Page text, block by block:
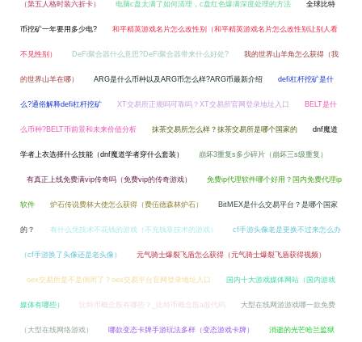
（第五人格时装六折卡） 电脑c盘太满了如何清理，c盘红色爆满深度处理的方法 全球比特
币挖矿一年要用多少电? 和平精英游戏名片怎么改性别（和平精英游戏名片怎么改性别让别人看
不见性别） DeFi聚合器什么意思?DeFi聚合器带来什么好处? 我的世界山羊角怎么获得（我
的世界山羊在哪） ARG是什么币种以及ARG币怎么样?ARG币最新介绍 defi杠杆挖矿是什
么?通俗解释defi杠杆挖矿 XT交易所正规吗可靠吗？XT交易所官网登录地址入口 BELT是什
么币种?BELT币前景和未来价值分析 抹茶交易所怎么样？抹茶交易所是哪个国家的 dnf魔道
学者上衣选择什么技能（dnf魔道学者穿什么套装） 崩坏3重复s多少碎片（崩坏三s级重复）
有真正上线免费满vip传奇吗（免费vip的传奇游戏） 免费ip代理软件哪个好用？国内免费代理ip
软件 炉石传说费林大使怎么获得（费伍德森林炉石） BitMEX是什么交易平台？是哪个国家
的？ 有什么凭技术不花钱的游戏（不充钱靠技术的游戏） cf手游头像老是更换不过来怎么办
（cf手游换了头像还是老头像） 元气骑士爆裂飞盾怎么获得（元气骑士爆裂飞盾获得视频）
oex交易所是不是倒闭了？oex交易平台官网登录地址入口 国内十大游戏媒体网站（国内游戏
媒体有哪些） 比特币概念股有哪些？_比特币概念股a股代码 大型在线网游游戏哪一款免费
（大型在线网络游戏） 哪款变态卡牌手游玩法多样（变态游戏卡牌） 消逝的光芒哈兰监狱